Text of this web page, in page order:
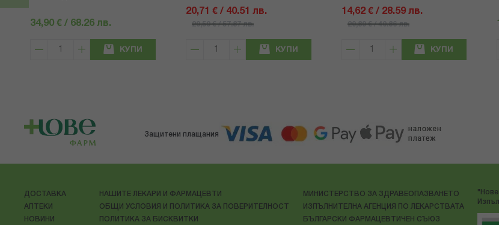
34,90 € / 68.26 лв.
КУПИ
20,71 € / 40.51 лв.
29,59 € / 57.87 лв.
КУПИ
14,62 € / 28.59 лв.
20,89 € / 40.86 лв.
КУПИ
Защитени плащания
ДОСТАВКА
АПТЕКИ
НОВИНИ
НАШИТЕ ЛЕКАРИ И ФАРМАЦЕВТИ
ОБЩИ УСЛОВИЯ И ПОЛИТИКА ЗА ПОВЕРИТЕЛНОСТ
ПОЛИТИКА ЗА БИСКВИТКИ
МИНИСТЕРСТВО ЗА ЗДРАВЕОПАЗВАНЕТО
ИЗПЪЛНИТЕЛНА АГЕНЦИЯ ПО ЛЕКАРСТВАТА
БЪЛГАРСКИ ФАРМАЦЕВТИЧЕН СЪЮЗ
"Нове